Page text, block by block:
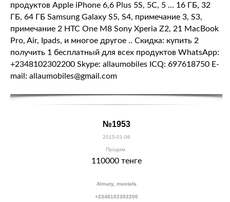
продуктов Apple iPhone 6,6 Plus 5S, 5C, 5 ... 16 ГБ, 32
ГБ, 64 ГБ Samsung Galaxy S5, S4, примечание 3, S3,
примечание 2 HTC One M8 Sony Xperia Z2, 21 MacBook
Pro, Air, Ipads, и многое другое .. Скидка: купить 2
получить 1 бесплатный для всех продуктов WhatsApp:
+2348102302200 Skype: allaumobiles ICQ: 697618750 E-
mail: allaumobiles@gmail.com
№1953
2015-01-06
Продам.
110000 тенге
Almaty, mustafa
+2348102302200